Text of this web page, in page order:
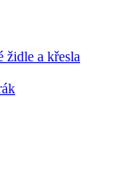
židle a křesla